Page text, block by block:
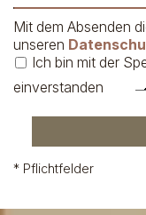
Mit dem Absenden
unseren
Ich bin mit der
einverstanden
* Pflichtfelder